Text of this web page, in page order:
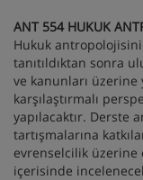
ANT 554 HUKUK
Hukuk
tanıtıldıktan sonra
ve kanunları
karşılaştırmalı
yapılacaktır. Derste
tartışmalarına
evrenselcilik üzerine
içerisinde